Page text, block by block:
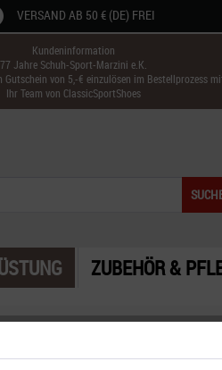
VERSAND AB 50 € (DE) FREI
Kundeninformation
77 Jahre Schuh-Sport-Marzini e.K.
von 5,-€ einzulösen im Bestellprozess
Ihr Team von ClassicSportShoes
ZUBEHÖR &